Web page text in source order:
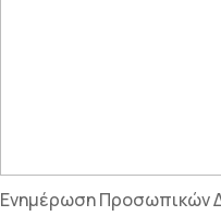
Ενημέρωση Προσωπικών